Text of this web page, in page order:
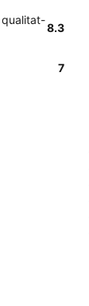
qualitat-
8.3
7